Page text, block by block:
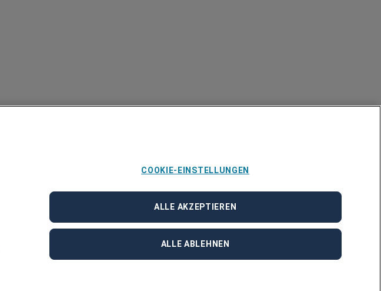
COOKIE-EINSTELLUNGEN
ALLE ABLEHNEN
ALLE AKZEPTIEREN